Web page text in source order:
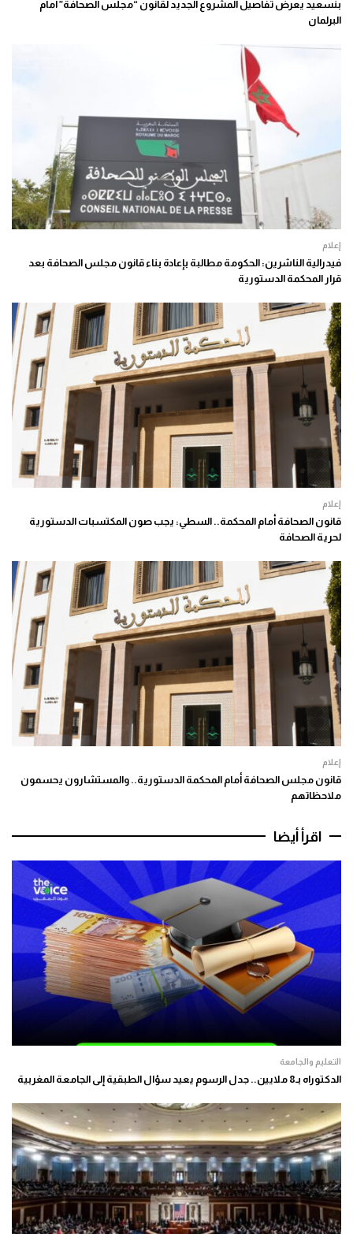
بنسعيد يعرض تفاصيل المشروع الجديد لقانون “مجلس الصحافة” أمام
البرلمان
إعلام
فيدرالية الناشرين: الحكومة مطالبة بإعادة بناء قانون مجلس الصحافة بعد
قرار المحكمة الدستورية
إعلام
قانون الصحافة أمام المحكمة.. السطي: يجب صون المكتسبات الدستورية
لحرية الصحافة
إعلام
قانون مجلس الصحافة أمام المحكمة الدستورية.. والمستشارون يحسمون
ملاحظاتهم
اقرأ أيضا
التعليم والجامعة
الدكتوراه بـ8 ملايين.. جدل الرسوم يعيد سؤال الطبقية إلى الجامعة المغربية